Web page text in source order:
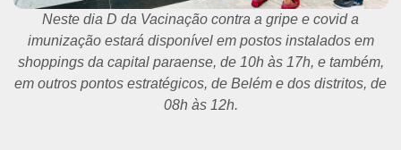
Neste dia D da Vacinação contra a gripe e covid a
imunização estará disponível em postos instalados em
shoppings da capital paraense, de 10h às 17h, e também,
em outros pontos estratégicos, de Belém e dos distritos, de
08h às 12h.